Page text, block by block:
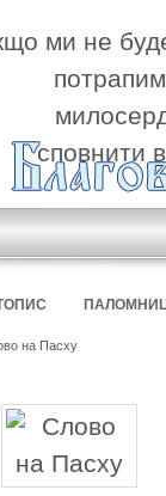
ми не
сповнити
на Пасху